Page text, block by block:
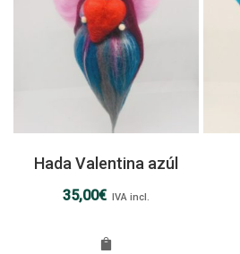
Hada Valentina azúl
35,00€ IVA incl.